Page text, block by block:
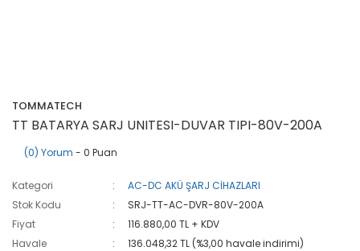
TOMMATECH
TT BATARYA SARJ UNITESI-DUVAR TIPI-80V-200A
(0) Yorum - 0 Puan
Kategori
AC-DC AKÜ ŞARJ CİHAZLARI
Stok Kodu
SRJ-TT-AC-DVR-80V-200A
Fiyat
116.880,00 TL + KDV
Havale
136.048,32 TL (%3,00 havale indirimi)